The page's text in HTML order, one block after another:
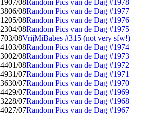
1907/08Random Pics van de Dag #1978
3806/08Random Pics van de Dag #1977
1205/08Random Pics van de Dag #1976
2304/08Random Pics van de Dag #1975
703/08VrijMiBabes #315 (not very sfw!)
4103/08Random Pics van de Dag #1974
3002/08Random Pics van de Dag #1973
4401/08Random Pics van de Dag #1972
4931/07Random Pics van de Dag #1971
3630/07Random Pics van de Dag #1970
4429/07Random Pics van de Dag #1969
3228/07Random Pics van de Dag #1968
4027/07Random Pics van de Dag #1967